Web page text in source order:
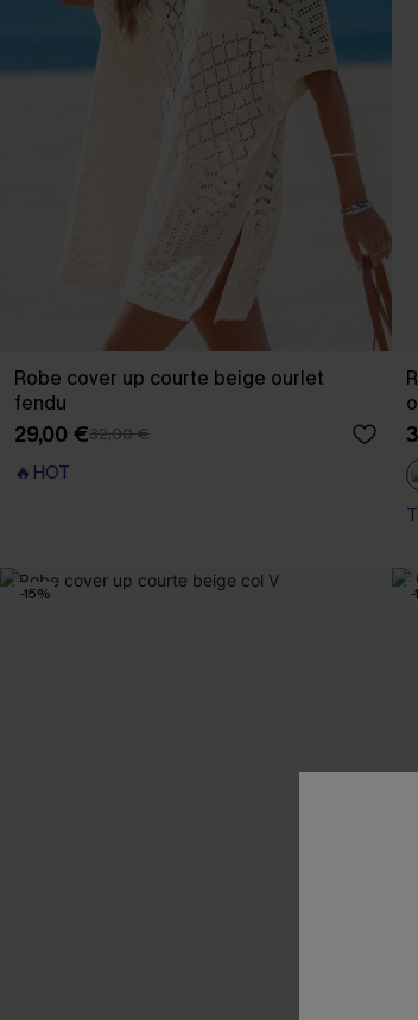
Robe cover up courte beige ourlet
fendu
29,00 €32,00 €
🔥HOT
-15%